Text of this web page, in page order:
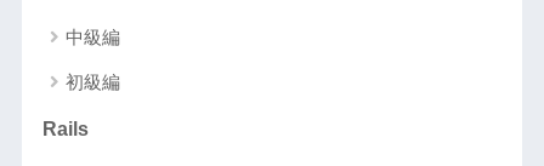
中級編
初級編
Rails